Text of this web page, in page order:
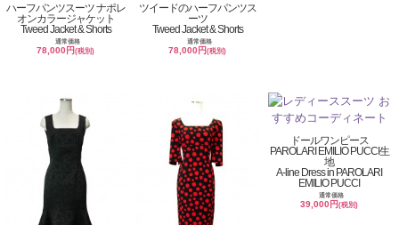
ハーフパンツスーツ ナポレ
オンカラージャケット
Tweed Jacket & Shorts
通常価格
78,000円(税別)
ツイードのハーフパンツス
ーツ
Tweed Jacket & Shorts
通常価格
78,000円(税別)
ドールワンピース
PAROLARI EMILIO PUCCI生
地
A-line Dress in PAROLARI
EMILIO PUCCI
通常価格
39,000円(税別)